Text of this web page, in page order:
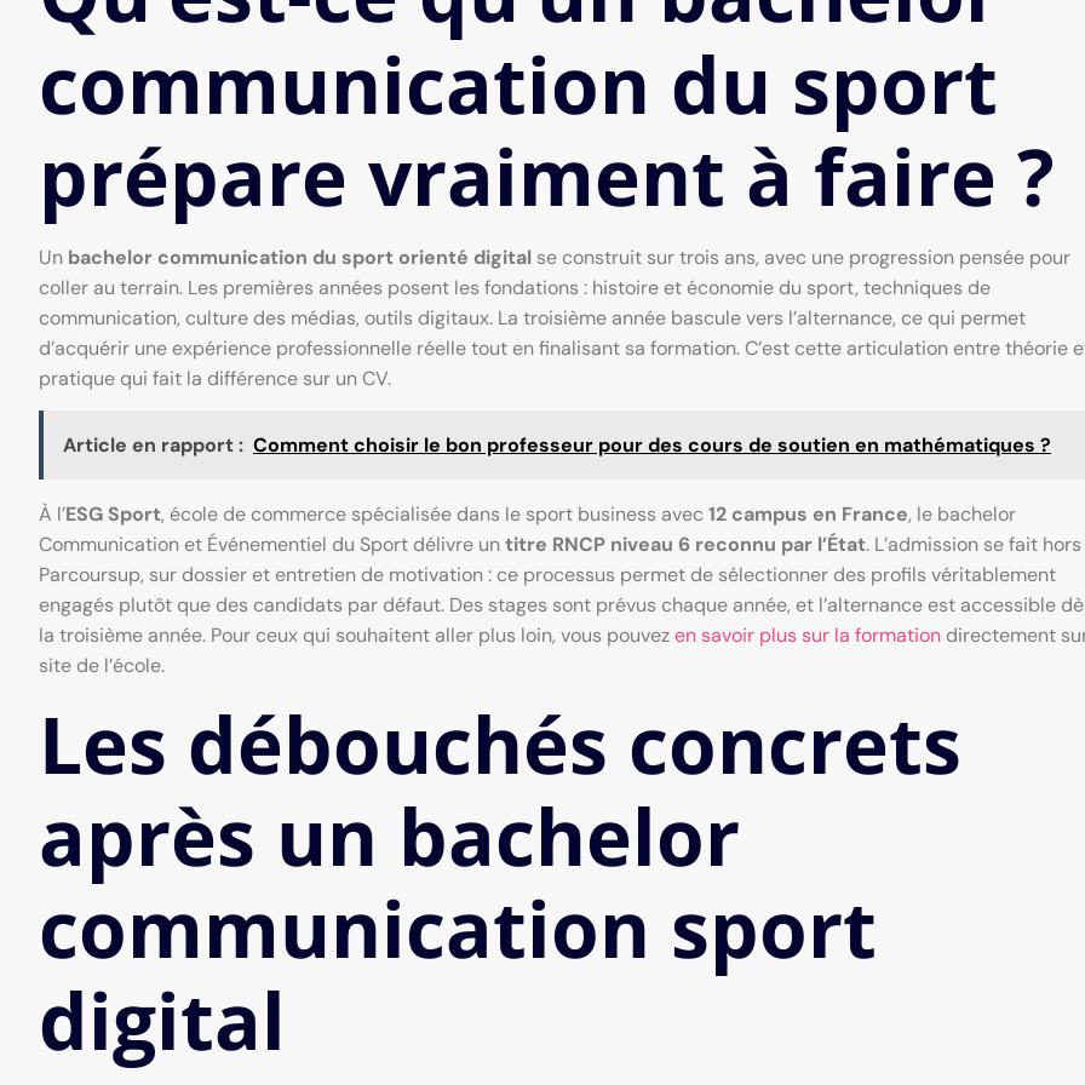
communication du sport
prépare vraiment à faire ?
Un bachelor communication du sport orienté digital se construit sur trois ans, avec une progression pensée pour
coller au terrain. Les premières années posent les fondations : histoire et économie du sport, techniques de
communication, culture des médias, outils digitaux. La troisième année bascule vers l’alternance, ce qui permet
d’acquérir une expérience professionnelle réelle tout en finalisant sa formation. C’est cette articulation entre théorie
pratique qui fait la différence sur un CV.
Article en rapport : Comment choisir le bon professeur pour des cours de soutien en mathématiques ?
À l’ESG Sport, école de commerce spécialisée dans le sport business avec 12 campus en France, le bachelor
Communication et Événementiel du Sport délivre untitre RNCP niveau 6 reconnu par l’État. L’admission se fait hors
Parcoursup, sur dossier et entretien de motivation : ce processus permet de sélectionner des profils véritablement
engagés plutôt que des candidats par défaut. Des stages sont prévus chaque année, et l’alternance est accessible
la troisième année. Pour ceux qui souhaitent aller plus loin, vous pouvezen savoir plus sur la formation directement
site de l’école.
Les débouchés concrets
après un bachelor
communication sport
digital